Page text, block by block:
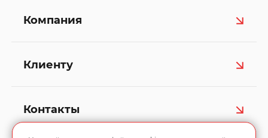
Компания
Клиенту
Контакты